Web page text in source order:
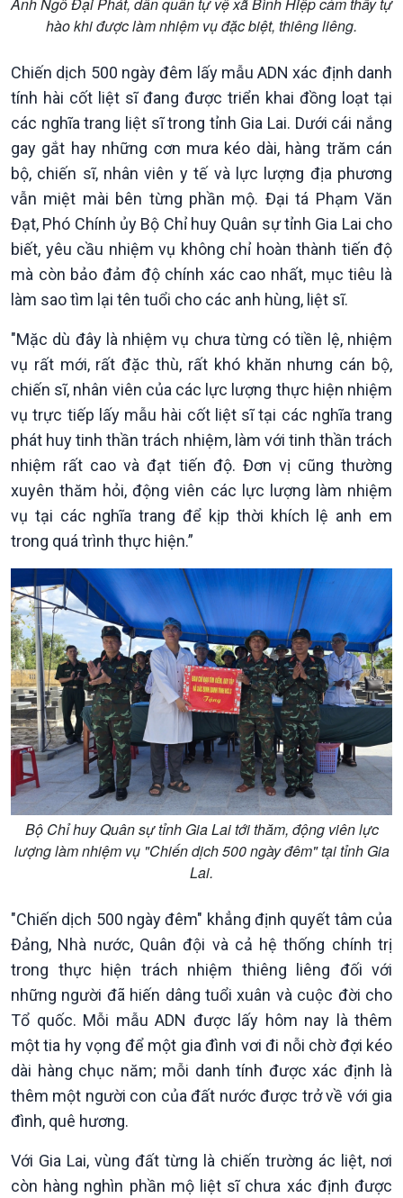
Văn hoá & Du lịch
Tin Văn hoá & Du lịch
Chát với người nổi tiếng
Câu chuyện Thể thao
Multimedia
Ảnh
Video
Infographic
E-Magazine
Podcast
Góc nhìn VOV1
Bình luận
10 phút Sự kiện - Luận bàn
Câu chuyện thời sự
Dòng chảy sự kiện
Đối thoại
Diễn đàn chủ nhật
Chuyện đêm
hào khi được làm nhiệm vụ đặc biệt, thiêng liêng.
Chiến dịch 500 ngày đêm lấy mẫu ADN xác định danh
tính hài cốt liệt sĩ đang được triển khai đồng loạt tại
các nghĩa trang liệt sĩ trong tỉnh Gia Lai. Dưới cái nắng
gay gắt hay những cơn mưa kéo dài, hàng trăm cán
bộ, chiến sĩ, nhân viên y tế và lực lượng địa phương
vẫn miệt mài bên từng phần mộ. Đại tá Phạm Văn
Đạt, Phó Chính ủy Bộ Chỉ huy Quân sự tỉnh Gia Lai cho
biết, yêu cầu nhiệm vụ không chỉ hoàn thành tiến độ
mà còn bảo đảm độ chính xác cao nhất, mục tiêu là
làm sao tìm lại tên tuổi cho các anh hùng, liệt sĩ.
"Mặc dù đây là nhiệm vụ chưa từng có tiền lệ, nhiệm
vụ rất mới, rất đặc thù, rất khó khăn nhưng cán bộ,
chiến sĩ, nhân viên của các lực lượng thực hiện nhiệm
vụ trực tiếp lấy mẫu hài cốt liệt sĩ tại các nghĩa trang
phát huy tinh thần trách nhiệm, làm với tinh thần trách
nhiệm rất cao và đạt tiến độ. Đơn vị cũng thường
xuyên thăm hỏi, động viên các lực lượng làm nhiệm
vụ tại các nghĩa trang để kịp thời khích lệ anh em
trong quá trình thực hiện.”
Bộ Chỉ huy Quân sự tỉnh Gia Lai tới thăm, động viên lực
lượng làm nhiệm vụ "Chiến dịch 500 ngày đêm" tại tỉnh Gia
Lai.
"Chiến dịch 500 ngày đêm" khẳng định quyết tâm của
Đảng, Nhà nước, Quân đội và cả hệ thống chính trị
trong thực hiện trách nhiệm thiêng liêng đối với
những người đã hiến dâng tuổi xuân và cuộc đời cho
Tổ quốc. Mỗi mẫu ADN được lấy hôm nay là thêm
một tia hy vọng để một gia đình vơi đi nỗi chờ đợi kéo
dài hàng chục năm; mỗi danh tính được xác định là
thêm một người con của đất nước được trở về với gia
đình, quê hương.
Với Gia Lai, vùng đất từng là chiến trường ác liệt, nơi
còn hàng nghìn phần mộ liệt sĩ chưa xác định được